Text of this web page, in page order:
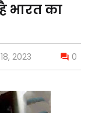
भारत का
2023 0